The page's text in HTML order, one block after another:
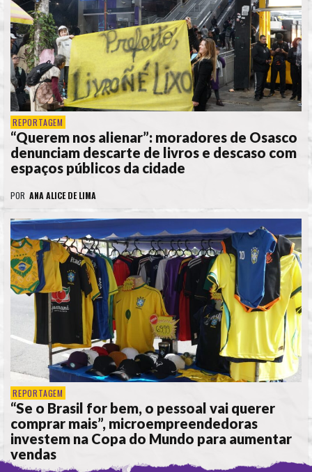
REPORTAGEM
“Querem nos alienar”: moradores de Osasco
denunciam descarte de livros e descaso com
espaços públicos da cidade
POR ANA ALICE DE LIMA
REPORTAGEM
“Se o Brasil for bem, o pessoal vai querer
comprar mais”, microempreendedoras
investem na Copa do Mundo para aumentar
vendas